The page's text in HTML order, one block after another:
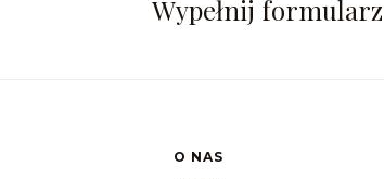
Wypełnij formularz
O NAS